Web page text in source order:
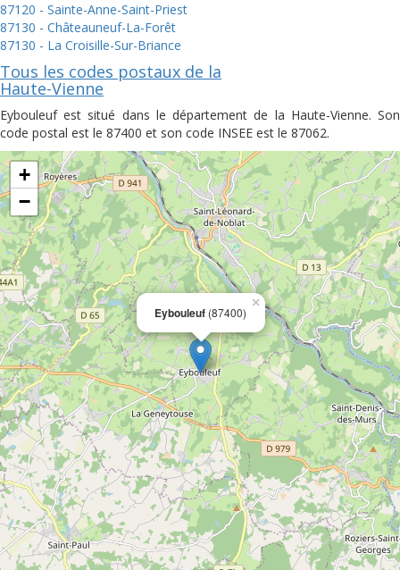
87120 - Sainte-Anne-Saint-Priest
87130 - Châteauneuf-La-Forêt
87130 - La Croisille-Sur-Briance
Tous les codes postaux de la
Haute-Vienne
Eybouleuf est situé dans le département de la Haute-Vienne. Son
code postal est le 87400 et son code INSEE est le 87062.
Eybouleuf (87400)
×
+
−